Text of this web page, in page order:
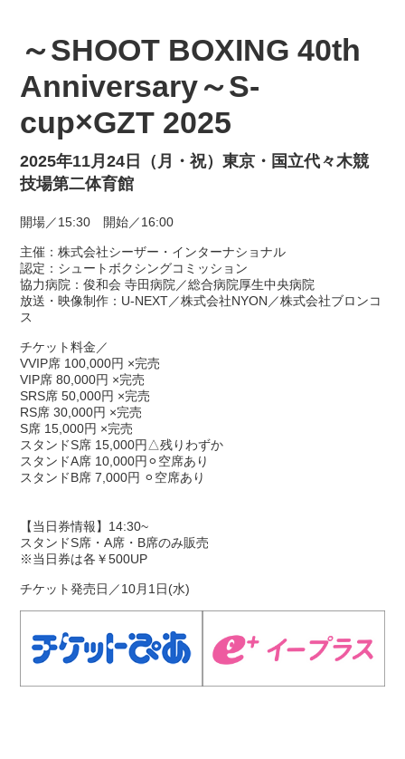
～SHOOT BOXING 40th
Anniversary～S-
cup×GZT 2025
2025年11月24日（月・祝）東京・国立代々木競
技場第二体育館
開場／15:30 開始／16:00
主催：株式会社シーザー・インターナショナル
認定：シュートボクシングコミッション
協力病院：俊和会 寺田病院／総合病院厚生中央病院
放送・映像制作：U-NEXT／株式会社NYON／株式会社ブロンコ
ス
チケット料金／
VVIP席 100,000円 ×完売
VIP席 80,000円 ×完売
SRS席 50,000円 ×完売
RS席 30,000円 ×完売
S席 15,000円 ×完売
スタンドS席 15,000円△残りわずか
スタンドA席 10,000円⚪︎空席あり
スタンドB席 7,000円 ⚪︎空席あり
【当日券情報】14:30~
スタンドS席・A席・B席のみ販売
※当日券は各￥500UP
チケット発売日／10月1日(水)